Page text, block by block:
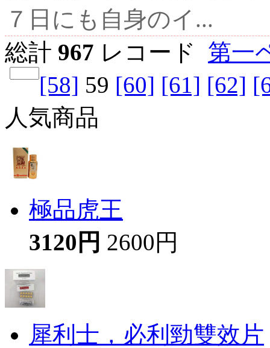
７日にも自身のイ...
総計 967 レコード
第一
[58] 59 [60] [61] [62]
人気商品
極品虎王
3120円 2600円
犀利士，必利勁雙效片